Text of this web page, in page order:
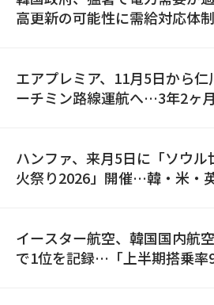
高更新の可能性に需給対応体
エアプレミア、11月5日から仁
ーチミン路線運航へ…3年2ヶ
ハンファ、来月5日に「ソウル
火祭り2026」開催…韓・米・
イースター航空、韓国国内航
で1位を記録…「上半期搭乗率